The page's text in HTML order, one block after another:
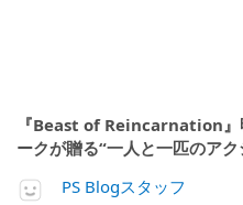
『Beast of Reincarnation』
ークが贈る“一人と一匹のアク
PS Blogスタッフ